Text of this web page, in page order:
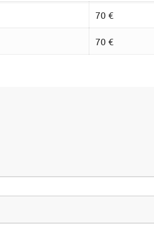
70 €
70 €